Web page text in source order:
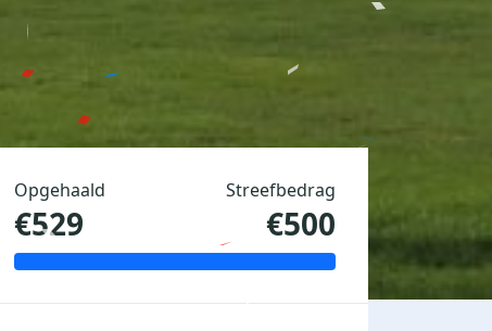
Opgehaald
€529
Streefbedrag
€500